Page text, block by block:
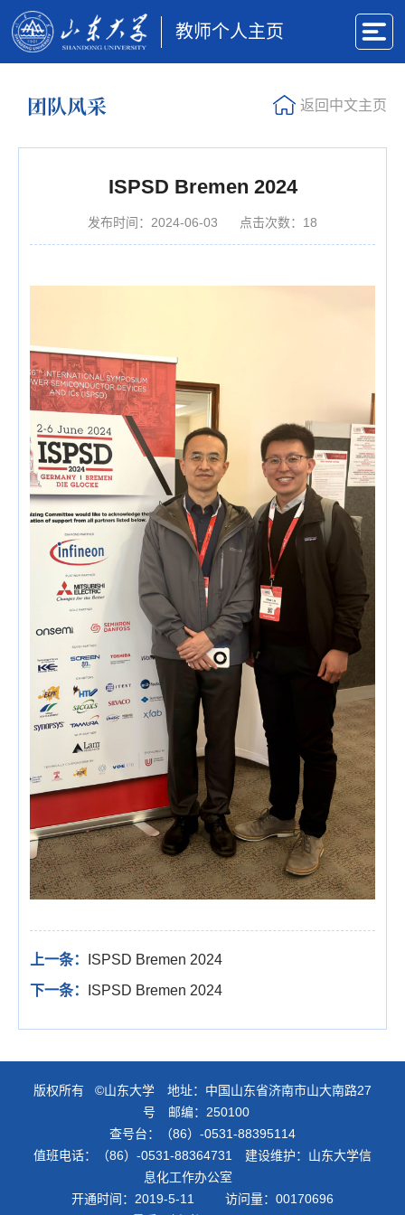
教师个人主页
团队风采 返回中文主页
ISPSD Bremen 2024
发布时间：2024-06-03 点击次数： 18
上一条：
ISPSD Bremen 2024
下一条：
ISPSD Bremen 2024
版权所有 ©山东大学 地址：中国山东省济南市山大南路27
号 邮编：250100
查号台：（86）-0531-88395114
值班电话：（86）-0531-88364731 建设维护：山东大学信
息化工作办公室
开通时间： 2019-5-11 访问量： 00170696